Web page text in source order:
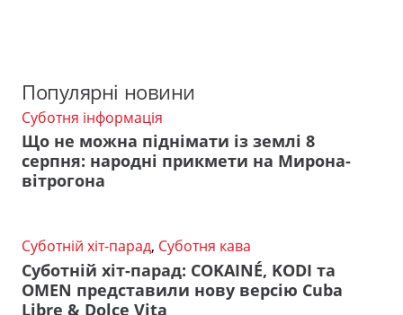
Популярні новини
Суботня інформація
Що не можна піднімати із землі 8
серпня: народні прикмети на Мирона-
вітрогона
Суботній хіт-парад, Суботня кава
Суботній хіт-парад: COKAINÉ, KODI та
OMEN представили нову версію Cuba
Libre & Dolce Vita